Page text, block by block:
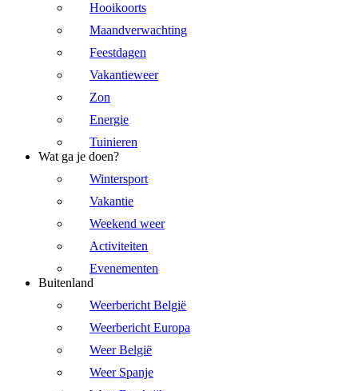
Hooikoorts
Maandverwachting
Feestdagen
Vakantieweer
Zon
Energie
Tuinieren
Wat ga je doen?
Wintersport
Vakantie
Weekend weer
Activiteiten
Evenementen
Buitenland
Weerbericht België
Weerbericht Europa
Weer België
Weer Spanje